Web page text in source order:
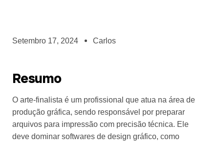
Setembro 17, 2024 Carlos
Resumo
O arte-finalista é um profissional que atua na área de
produção gráfica, sendo responsável por preparar
arquivos para impressão com precisão técnica. Ele
deve dominar softwares de design gráfico, como